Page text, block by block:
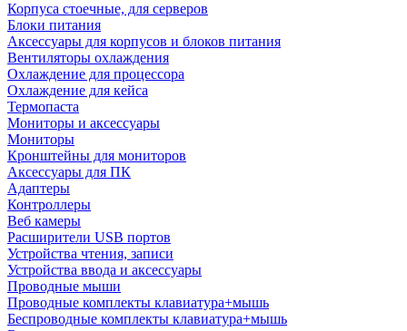
Корпуса стоечные, для серверов
Блоки питания
Аксессуары для корпусов и блоков питания
Вентиляторы охлаждения
Охлаждение для процессора
Охлаждение для кейса
Термопаста
Мониторы и аксессуары
Мониторы
Кронштейны для мониторов
Аксессуары для ПК
Адаптеры
Контроллеры
Веб камеры
Расширители USB портов
Устройства чтения, записи
Устройства ввода и аксессуары
Проводные мыши
Проводные комплекты клавиатура+мышь
Беспроводные комплекты клавиатура+мышь